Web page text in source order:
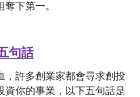
下第一。
句話
，許多創業家都會尋求創投
資你的事業，以下五句話是